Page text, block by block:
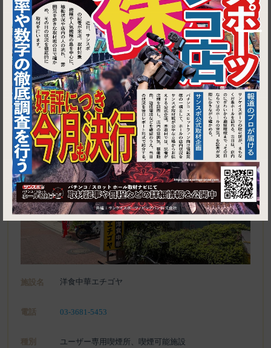
1
東京都江東区亀戸６丁目５５−８ 亀戸サニーフラット
施設名 洋食中華エチゴヤ
電話 03-3681-5453
種別 ユーザー専用喫煙所、喫煙可能施設